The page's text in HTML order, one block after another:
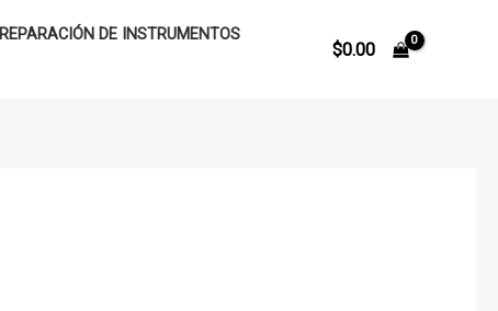
REPARACIÓN DE INSTRUMENTOS
$0.00